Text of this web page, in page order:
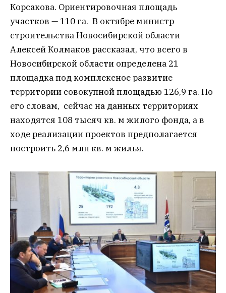
Корсакова. Ориентировочная площадь
участков — 110 га. В октябре министр
строительства Новосибирской области
Алексей Колмаков рассказал, что всего в
Новосибирской области определена 21
площадка под комплексное развитие
территории совокупной площадью 126,9 га. По
его словам, сейчас на данных территориях
находятся 108 тысяч кв. м жилого фонда, а в
ходе реализации проектов предполагается
построить 2,6 млн кв. м жилья.